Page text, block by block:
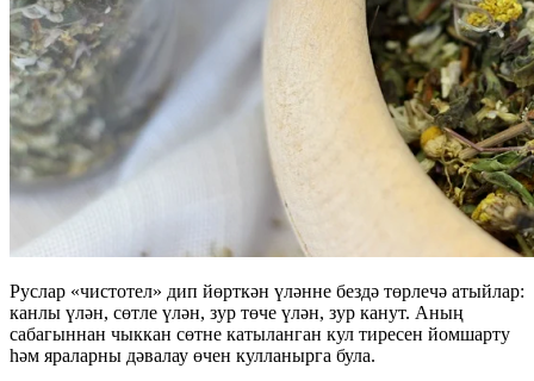
Руслар «чистотел» дип йөрткән үләнне бездә төрлечә атыйлар:
канлы үлән, сөтле үлән, зур төче үлән, зур канут. Аның
сабагыннан чыккан сөтне катыланган кул тиресен йомшарту
һәм яраларны дәвалау өчен кулланырга була.